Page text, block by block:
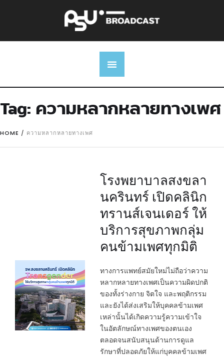
Tag: ความหลากหลายทางเพศ
HOME / ความหลากหลายทางเพศ
โรงพยาบาลสงขลา
นครินทร์ เปิดคลินิก
ทรานส์เจนเดอร์ ให้
บริการสุขภาพกลุ่ม
คนข้ามเพศทุกมิติ
ทางการแพทย์สมัยใหม่ไม่ถือว่าความ
หลากหลายทางเพศเป็นความผิดปกติ
ของทั้งร่างกาย จิตใจ และพฤติกรรม
และยังได้ส่งเสริมให้บุคคลข้ามเพศ
เหล่านั้นได้เกิดความรู้ความเข้าใจ
ในอัตลักษณ์ทางเพศของตนเอง
ตลอดจนสนับสนุนด้านการดูแล
รักษาที่ปลอดภัยให้แก่บุคคลข้ามเพศ